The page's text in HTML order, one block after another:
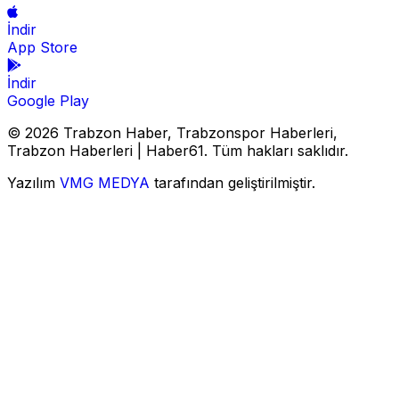
İndir
App Store
İndir
Google Play
© 2026 Trabzon Haber, Trabzonspor Haberleri,
Trabzon Haberleri | Haber61. Tüm hakları saklıdır.
Yazılım VMG MEDYA tarafından geliştirilmiştir.